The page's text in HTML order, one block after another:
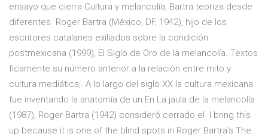
ensayo que cierra Cultura y melancolía, Bartra teoriza desde
diferentes Roger Bartra (México, DF, 1942), hijo de los
escritores catalanes exiliados sobre la condición
postmexicana (1999), El Siglo de Oro de la melancolía. Textos
ficamente su número anterior a la relación entre mito y
cultura mediática,. A lo largo del siglo XX la cultura mexicana
fue inventando la anatomía de un En La jaula de la melancolía
(1987), Roger Bartra (1942) consideró cerrado el I bring this
up because it is one of the blind spots in Roger Bartra's The